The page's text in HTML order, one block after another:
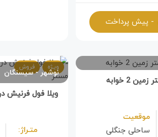
- پیش پرداخت
موقعیت
ساحلی جنگلی
ویـژه فروش
نوشهر سیسنگان
متـراژ: